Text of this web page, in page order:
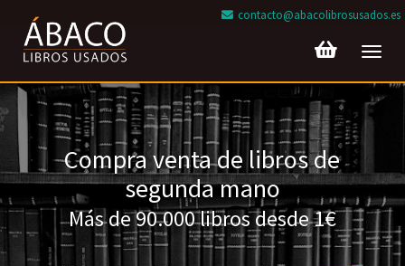
contacto@abacolibrosusados.es
Compra venta de libros de
segunda mano
Más de 90.000 libros desde 1€